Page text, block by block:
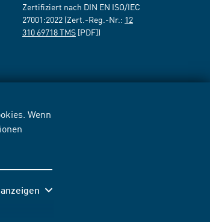
Wenn
Zertifiziert nach DIN EN ISO/IEC
27001:2022 (Zert.-Reg.-Nr.: 12
310 69718 TMS [PDF])